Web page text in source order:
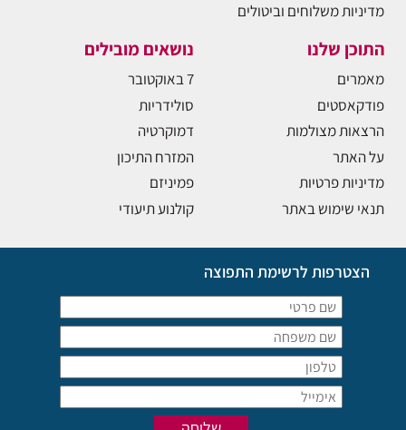
מדיניות משלוחים וביטולים
התוכן שלנו
מאמרים
פודקאסטים
הרצאות מצולמות
על האתר
מדיניות פרטיות
תנאי שימוש באתר
נושאים מובילים
7 באוקטובר
סולידריות
דמוקרטיה
המזרח התיכון
פמיניזם
קולנוע תיעודי
הצטרפות לרשימת התפוצה